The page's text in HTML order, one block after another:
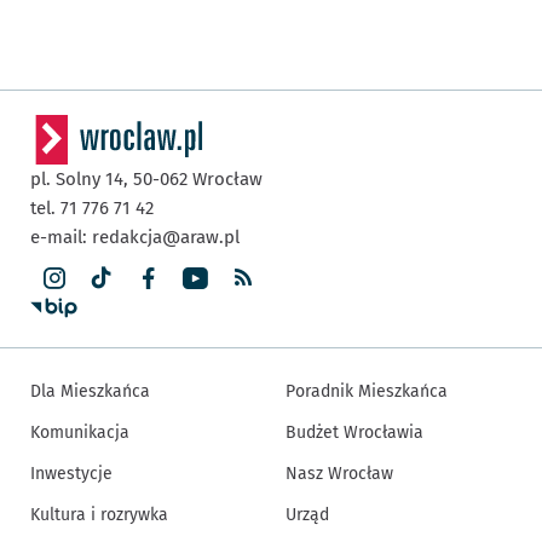
pl. Solny 14, 50-062 Wrocław
tel. 71 776 71 42
e-mail: redakcja@araw.pl
Dla Mieszkańca
Komunikacja
Inwestycje
Kultura i rozrywka
Poradnik Mieszkańca
Budżet Wrocławia
Nasz Wrocław
Urząd